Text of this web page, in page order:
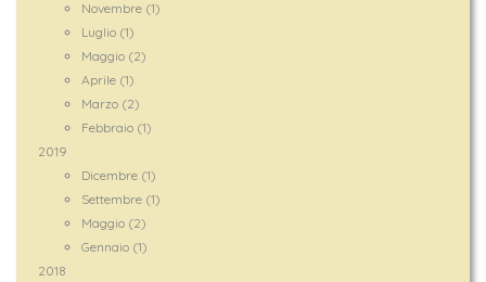
Novembre (1)
Luglio (1)
Maggio (2)
Aprile (1)
Marzo (2)
Febbraio (1)
2019
Dicembre (1)
Settembre (1)
Maggio (2)
Gennaio (1)
2018